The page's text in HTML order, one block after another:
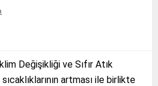
Değişikliği ve Sıfır Atık
artması ile birlikte